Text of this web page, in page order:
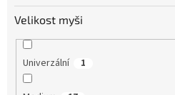
Velikost myši
Univerzální 1